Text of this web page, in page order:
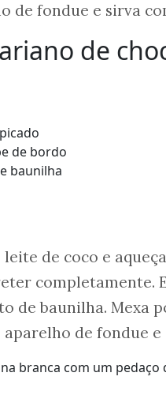
de fondue e sirva
de
de bordo
baunilha
de coco e
completamente.
de baunilha. Mexa
de fondue